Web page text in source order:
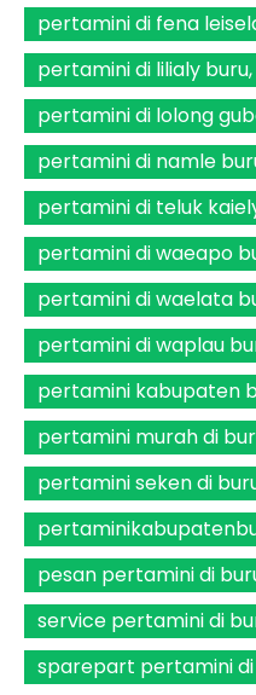
pertamini di fena
pertamini di lilialy buru
pertamini di lolong
pertamini di namle
pertamini di teluk
pertamini di waeapo
pertamini di waelata
pertamini di waplau
pertamini kabupaten
pertamini murah di
pertamini seken di
pesan pertamini di
service pertamini di
sparepart pertamini